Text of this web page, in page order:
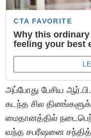
அப்போது பேசிய
கடந்த சில
மைதானத்தில்
வந்த சபரீஷனை